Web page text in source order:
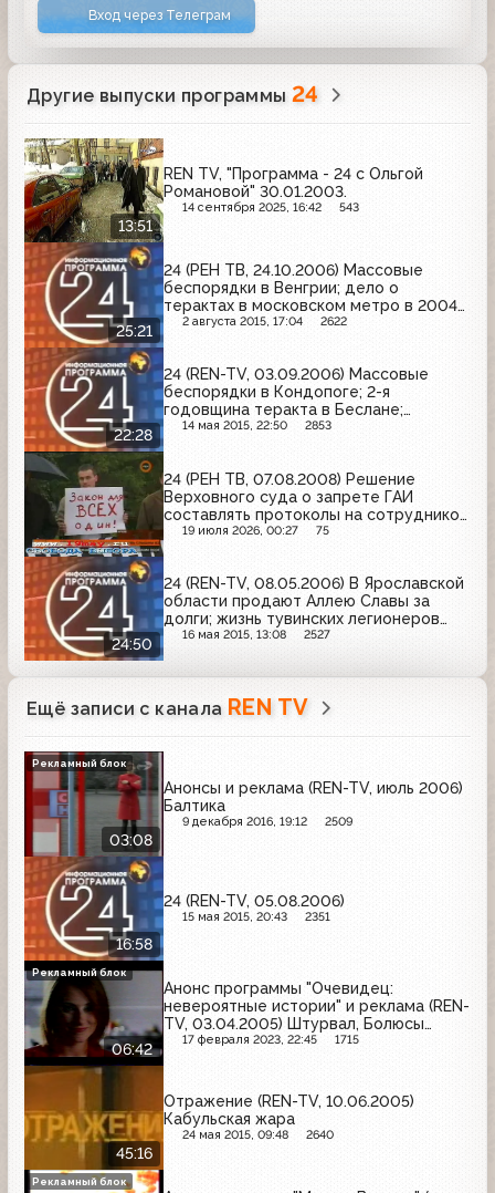
Вход через Телеграм
Другие выпуски программы 24
13:51
REN TV, "Программа - 24 с Ольгой
Романовой" 30.01.2003.
14 сентября 2025, 16:42 543
25:21
24 (РЕН ТВ, 24.10.2006) Массовые
беспорядки в Венгрии; дело о
терактах в московском метро в 2004
году; спасение моряков с теплохода
2 августа 2015, 17:04 2622
22:28
24 (REN-TV, 03.09.2006) Массовые
беспорядки в Кондопоге; 2-я
годовщина теракта в Беслане;
доставка руки Марии Магдалины в
14 мая 2015, 22:50 2853
24 (РЕН ТВ, 07.08.2008) Решение
Верховного суда о запрете ГАИ
составлять протоколы на сотрудников
прокуратуры
19 июля 2026, 00:27 75
24:50
24 (REN-TV, 08.05.2006) В Ярославской
области продают Аллею Славы за
долги; жизнь тувинских легионеров
Красной Армии; международный день
16 мая 2015, 13:08 2527
Ещё записи с канала REN TV
03:08
Анонсы и реклама (REN-TV, июль 2006)
Балтика
9 декабря 2016, 19:12 2509
Рекламный блок
16:58
24 (REN-TV, 05.08.2006)
15 мая 2015, 20:43 2351
06:42
Анонс программы "Очевидец:
невероятные истории" и реклама (REN-
TV, 03.04.2005) Штурвал, Болюсы
Хуато, Супрастин, 8181, Маммолептин,
17 февраля 2023, 22:45 1715
Рекламный блок
45:16
Отражение (REN-TV, 10.06.2005)
Кабульская жара
24 мая 2015, 09:48 2640
Рекламный блок